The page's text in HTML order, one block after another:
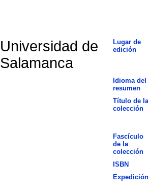
Universidad de
Salamanca
Lugar de
edición
Idioma del
resumen
Título de la
colección
Fascículo
de la
colección
ISBN
Expedición